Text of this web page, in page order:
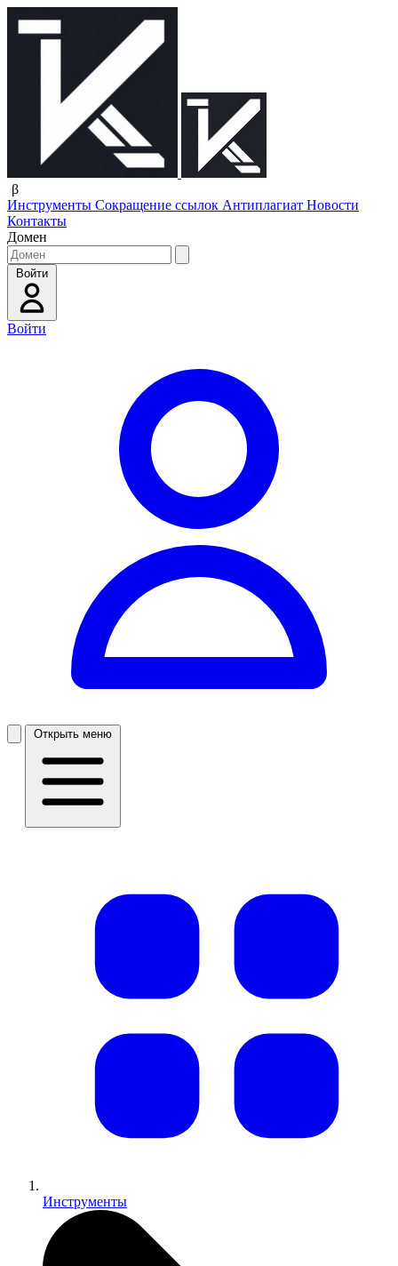
β
Инструменты Сокращение ссылок Антиплагиат Новости
Контакты
Домен
Войти
Войти
Открыть меню
Инструменты